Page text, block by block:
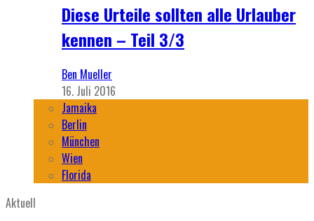
Diese Urteile sollten alle Urlauber
kennen – Teil 3/3
Ben Mueller
16. Juli 2016
Jamaika
Berlin
München
Wien
Florida
Aktuell